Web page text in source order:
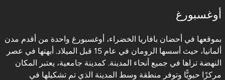
أوغسبورغ
بموقعها في أحضان بافاريا الخضراء، أوغسبورغ واحدة من أقدم مدن
ألمانيا، حيث أسسها الرومان في عام 15 قبل الميلاد. أبهتها في عصر
النهضة تراها في جميع أنحاء المدينة. كمدينة جامعية، يعتبر المكان
مركزًا حيويًّا وتوفر منطقة وسط المدينة الذي تم تشكيلها في